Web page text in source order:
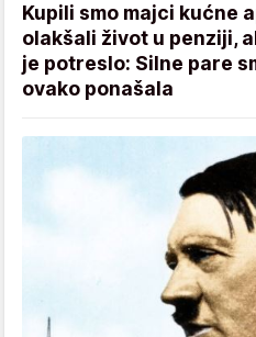
Kupili smo majci kućne
olakšali život u penziji,
je potreslo: Silne pare
ovako ponašala